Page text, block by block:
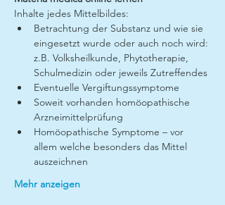
Inhalte jedes Mittelbildes:
Betrachtung der Substanz und wie sie
eingesetzt wurde oder auch noch wird:
z.B. Volksheilkunde, Phytotherapie,
Schulmedizin oder jeweils Zutreffendes
Eventuelle Vergiftungssymptome
Soweit vorhanden homöopathische
Arzneimittelprüfung
Homöopathische Symptome – vor
allem welche besonders das Mittel
auszeichnen
Mehr anzeigen